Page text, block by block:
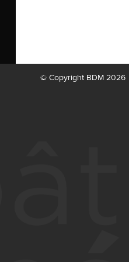
© Copyright BDM 2026